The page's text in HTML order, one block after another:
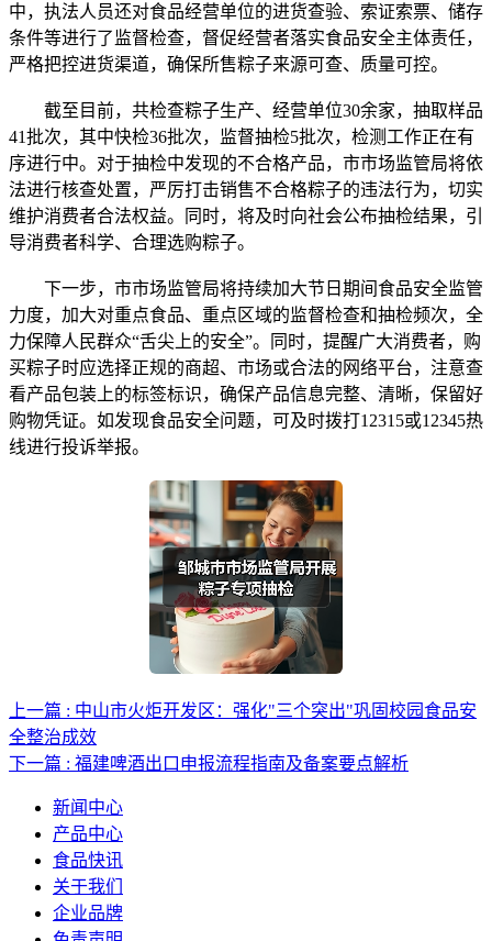
中，执法人员还对食品经营单位的进货查验、索证索票、储存
条件等进行了监督检查，督促经营者落实食品安全主体责任，
严格把控进货渠道，确保所售粽子来源可查、质量可控。
截至目前，共检查粽子生产、经营单位30余家，抽取样品
41批次，其中快检36批次，监督抽检5批次，检测工作正在有
序进行中。对于抽检中发现的不合格产品，市市场监管局将依
法进行核查处置，严厉打击销售不合格粽子的违法行为，切实
维护消费者合法权益。同时，将及时向社会公布抽检结果，引
导消费者科学、合理选购粽子。
下一步，市市场监管局将持续加大节日期间食品安全监管
力度，加大对重点食品、重点区域的监督检查和抽检频次，全
力保障人民群众“舌尖上的安全”。同时，提醒广大消费者，购
买粽子时应选择正规的商超、市场或合法的网络平台，注意查
看产品包装上的标签标识，确保产品信息完整、清晰，保留好
购物凭证。如发现食品安全问题，可及时拨打12315或12345热
线进行投诉举报。
上一篇 : 中山市火炬开发区：强化"三个突出"巩固校园食品安
全整治成效
下一篇 : 福建啤酒出口申报流程指南及备案要点解析
新闻中心
产品中心
食品快讯
关于我们
企业品牌